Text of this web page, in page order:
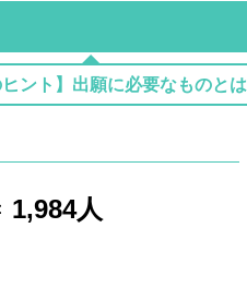
ヒント】出願に必要なものとは
： 1,984人